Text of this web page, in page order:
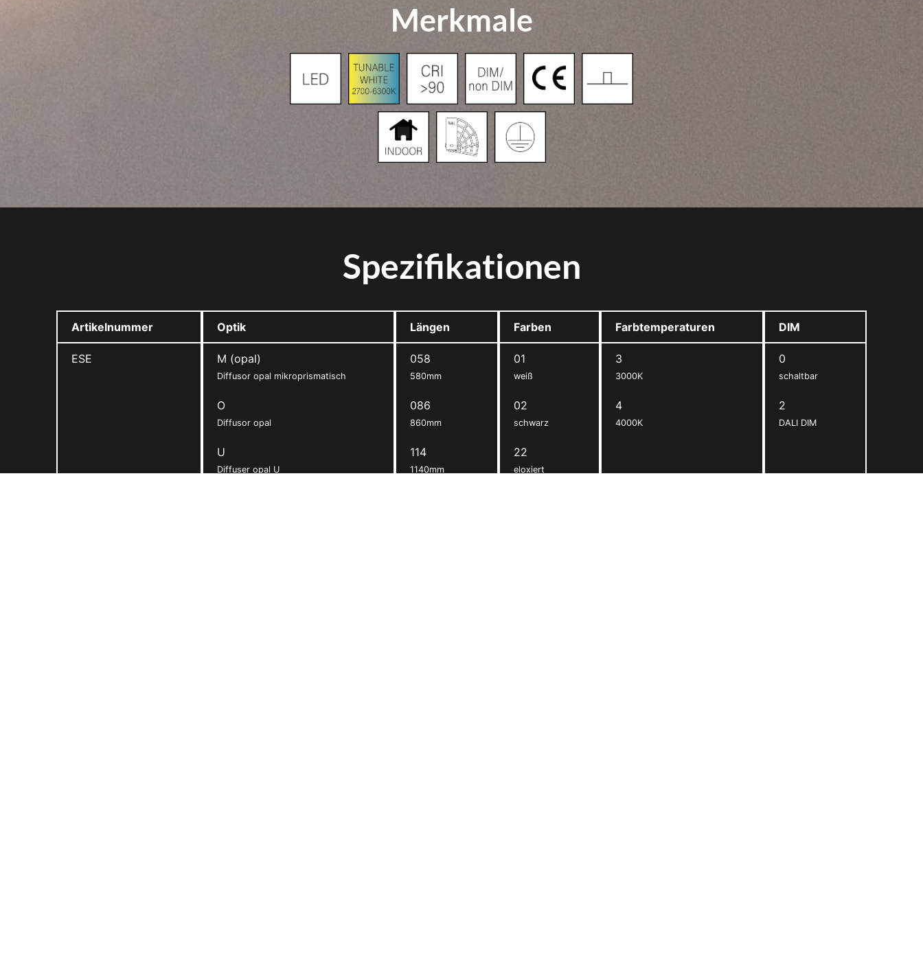
Merkmale
Spezifikationen
Artikelnummer
ESE
Optik
M (opal)
Diffusor opal mikroprismatisch
O
Diffusor opal
U
Diffuser opal U
Längen
058
580mm
086
860mm
114
1140mm
Farben
01
weiß
02
schwarz
22
eloxiert
Farbtemperaturen
3
3000K
4
4000K
DIM
0
schaltbar
2
DALI DIM